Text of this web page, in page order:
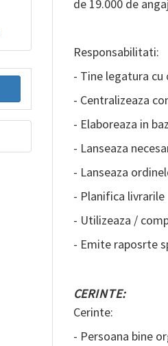
de 19.000 de
Responsabilitati:
- Tine legatura
- Centralizeaza
- Elaboreaza in
- Lanseaza
- Lanseaza
- Planifica livrarile
- Utilizeaza /
- Emite raposrte
CERINTE:
Cerinte:
- Persoana bine